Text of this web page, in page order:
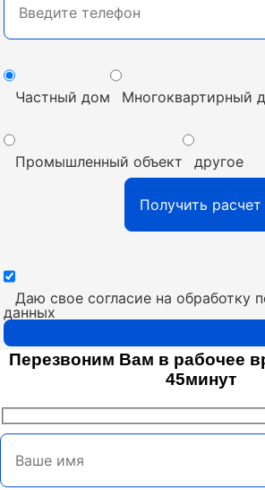
Частный дом Многоквартирный
Промышленный объект другое
Даю свое согласие на обработку
данных
Перезвоним Вам в рабочее
45минут